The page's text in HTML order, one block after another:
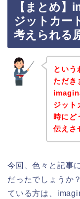
【まとめ
ジットカー
考えられる
という
ただき
ジット
時にど
伝えさ
今回、色々と記事
だったでしょうか
ている方は、